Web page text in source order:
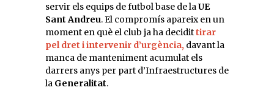
servir els equips de futbol base de laUE
Sant Andreu. El compromís apareix en un
moment en què el club ja ha decidittirar
pel dret i intervenir d’urgència, davant la
manca de manteniment acumulat els
darrers anys per part d’Infraestructures de
la Generalitat.